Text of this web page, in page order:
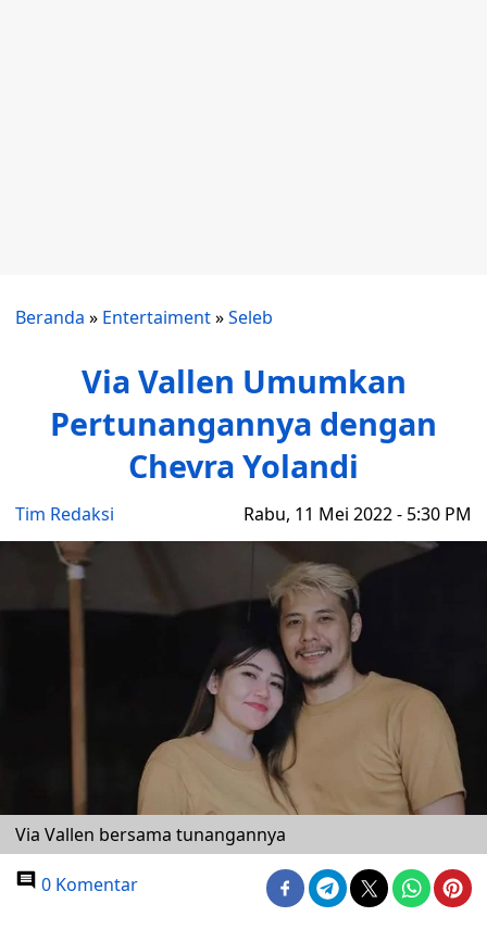
Beranda » Entertaiment»Seleb
Via Vallen Umumkan
Pertunangannya dengan
Chevra Yolandi
Tim Redaksi Rabu, 11 Mei 2022 - 5:30 PM
Via Vallen bersama tunangannya
0 Komentar